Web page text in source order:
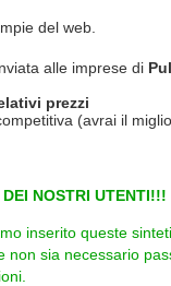
del web.
alle imprese di
prezzi
(avrai il
NOSTRI UTENTI!!!
inserito queste
non sia necessario